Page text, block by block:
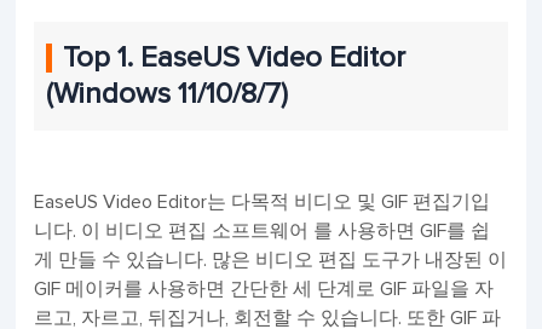
Top 1. EaseUS Video Editor
(Windows 11/10/8/7)
EaseUS Video Editor는 다목적 비디오 및 GIF 편집기입
니다. 이 비디오 편집 소프트웨어 를 사용하면 GIF를 쉽
게 만들 수 있습니다. 많은 비디오 편집 도구가 내장된 이
GIF 메이커를 사용하면 간단한 세 단계로 GIF 파일을 자
르고, 자르고, 뒤집거나, 회전할 수 있습니다. 또한 GIF 파